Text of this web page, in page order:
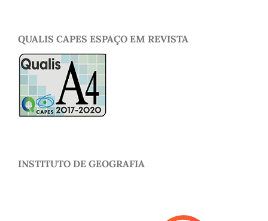
QUALIS CAPES ESPAÇO EM REVISTA
INSTITUTO DE GEOGRAFIA